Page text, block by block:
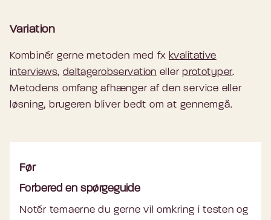
Variation
Kombinér gerne metoden med fx kvalitative
interviews, deltagerobservation ellerprototyper.
Metodens omfang afhænger af den service eller
løsning, brugeren bliver bedt om at gennemgå.
Før
Forbered en spørgeguide
Notér temaerne du gerne vil omkring i testen og